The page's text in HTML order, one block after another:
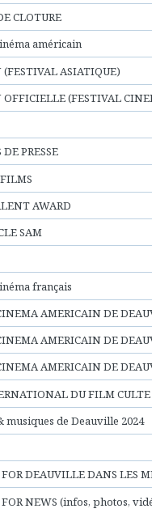
CLOTURE
américain
ASIATIQUE)
(FESTIVAL
PRESSE
AWARD
SAM
français
AMERICAIN DE
AMERICAIN DE
AMERICAIN DE
DU FILM CULTE
musiques de Deauville 2024
DEAUVILLE DANS LES
NEWS (infos, photos,